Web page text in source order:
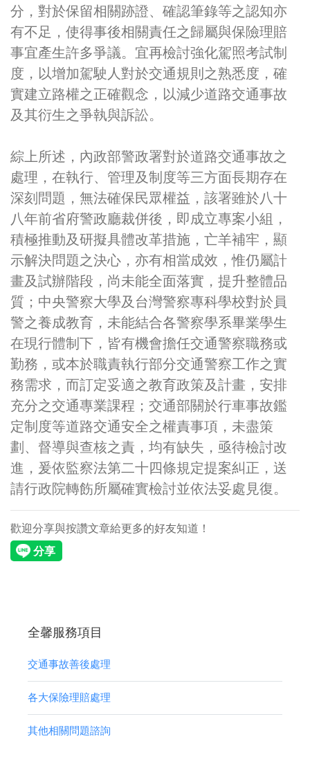
分，對於保留相關跡證、確認筆錄等之認知亦
有不足，使得事後相關責任之歸屬與保險理賠
事宜產生許多爭議。宜再檢討強化駕照考試制
度，以增加駕駛人對於交通規則之熟悉度，確
實建立路權之正確觀念，以減少道路交通事故
及其衍生之爭執與訴訟。
綜上所述，內政部警政署對於道路交通事故之
處理，在執行、管理及制度等三方面長期存在
深刻問題，無法確保民眾權益，該署雖於八十
八年前省府警政廳裁併後，即成立專案小組，
積極推動及研擬具體改革措施，亡羊補牢，顯
示解決問題之決心，亦有相當成效，惟仍屬計
畫及試辦階段，尚未能全面落實，提升整體品
質；中央警察大學及台灣警察專科學校對於員
警之養成教育，未能結合各警察學系畢業學生
在現行體制下，皆有機會擔任交通警察職務或
勤務，或本於職責執行部分交通警察工作之實
務需求，而訂定妥適之教育政策及計畫，安排
充分之交通專業課程；交通部關於行車事故鑑
定制度等道路交通安全之權責事項，未盡策
劃、督導與查核之責，均有缺失，亟待檢討改
進，爰依監察法第二十四條規定提案糾正，送
請行政院轉飭所屬確實檢討並依法妥處見復。
歡迎分享與按讚文章給更多的好友知道！
全馨服務項目
交通事故善後處理
各大保險理賠處理
其他相關問題諮詢